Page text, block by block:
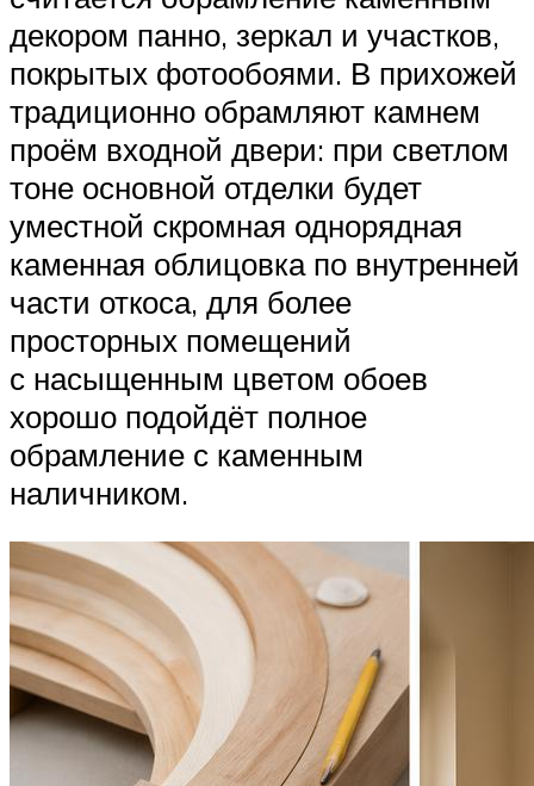
декором панно, зеркал и участков,
покрытых фотообоями. В прихожей
традиционно обрамляют камнем
проём входной двери: при светлом
тоне основной отделки будет
уместной скромная однорядная
каменная облицовка по внутренней
части откоса, для более
просторных помещений
с насыщенным цветом обоев
хорошо подойдёт полное
обрамление с каменным
наличником.